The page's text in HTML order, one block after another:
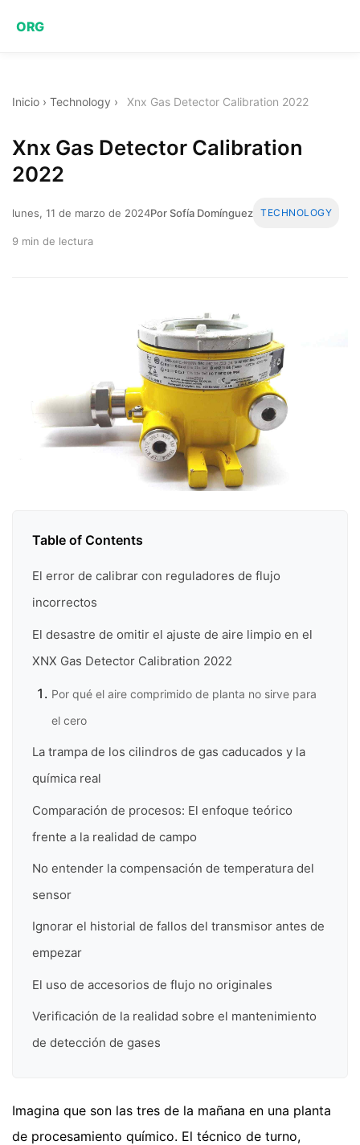
ORG
Inicio › Technology › Xnx Gas Detector Calibration 2022
Xnx Gas Detector Calibration
2022
lunes, 11 de marzo de 2024Por Sofía Domínguez TECHNOLOGY
9 min de lectura
Table of Contents
El error de calibrar con reguladores de flujo
incorrectos
El desastre de omitir el ajuste de aire limpio en el
XNX Gas Detector Calibration 2022
Por qué el aire comprimido de planta no sirve para
el cero
La trampa de los cilindros de gas caducados y la
química real
Comparación de procesos: El enfoque teórico
frente a la realidad de campo
No entender la compensación de temperatura del
sensor
Ignorar el historial de fallos del transmisor antes de
empezar
El uso de accesorios de flujo no originales
Verificación de la realidad sobre el mantenimiento
de detección de gases
Imagina que son las tres de la mañana en una planta
de procesamiento químico. El técnico de turno,